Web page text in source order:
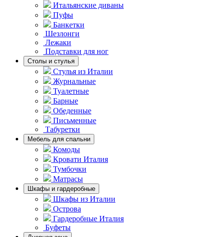
Итальянские диваны
Пуфы
Банкетки
Шезлонги
Лежаки
Подставки для ног
Столы и стулья
Стулья из Италии
Журнальные
Туалетные
Барные
Обеденные
Письменные
Табуретки
Мебель для спальни
Комоды
Кровати Италия
Тумбочки
Матрасы
Шкафы и гардеробные
Шкафы из Италии
Острова
Гардеробные Италия
Буфеты